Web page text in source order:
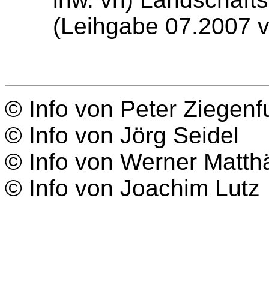
(Leihgabe 07.2007
© Info von Peter
© Info von Jörg Seidel
© Info von Werner
© Info von Joachim Lutz